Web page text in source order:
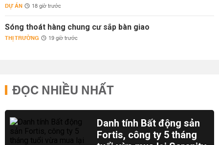
DỰ ÁN 18 giờ trước
Sóng thoát hàng chung cư sắp bàn giao
THỊ TRƯỜNG 19 giờ trước
ĐỌC NHIỀU NHẤT
Danh tính Bất động sản
Fortis, công ty 5 tháng